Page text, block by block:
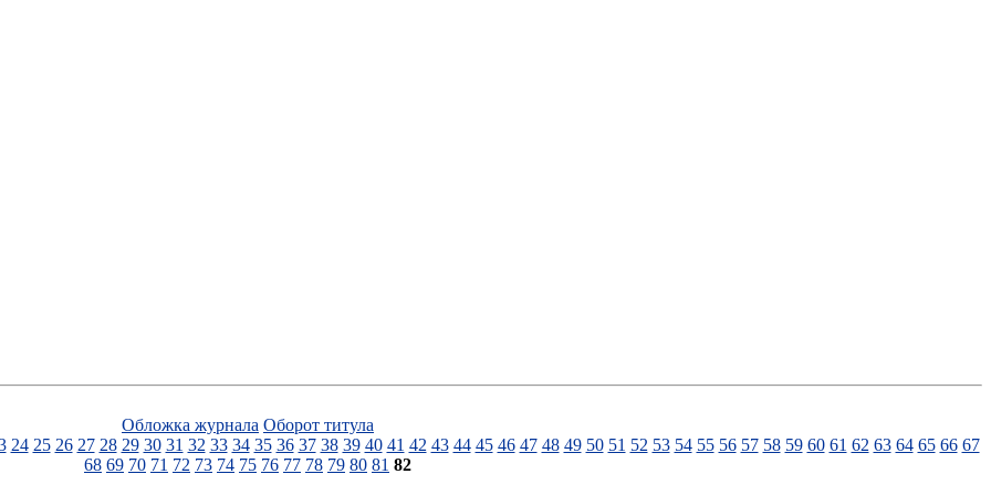
Обложка журнала Оборот титула
24 25 26 27 28 29 30 31 32 33 34 35 36 37 38 39 40 41 42 43 44 45 46 47 48 49 50 51 52 53 54 55 56 57 58 59 60 61 62 63 64 65 66 67
68 69 70 71 72 73 74 75 76 77 78 79 80 81 82